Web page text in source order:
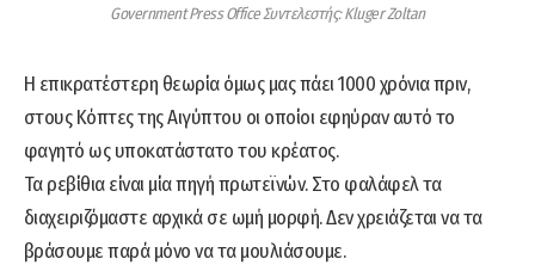
Government Press Office Συντελεστής: Kluger Zoltan
Η επικρατέστερη θεωρία όμως μας πάει 1000 χρόνια πριν,
στους Κόπτες της Αιγύπτου οι οποίοι εφηύραν αυτό το
φαγητό ως υποκατάστατο του κρέατος.
Τα ρεβίθια είναι μία πηγή πρωτεϊνών. Στο φαλάφελ τα
διαχειριζόμαστε αρχικά σε ωμή μορφή. Δεν χρειάζεται να τα
βράσουμε παρά μόνο να τα μουλιάσουμε.